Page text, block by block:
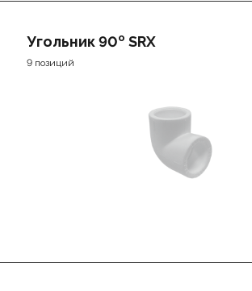
Угольник 90о SRX
9 позиций